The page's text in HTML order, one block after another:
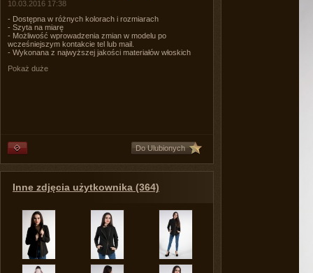
10.03.2016 17:38
- Dostępna w różnych kolorach i rozmiarach
- Szyta na miarę
- Możliwość wprowadzenia zmian w modelu po
wcześniejszym kontakcie tel lub mail.
- Wykonana z najwyższej jakości materiałów włoskich
Pokaż duże
Do Ulubionych
Inne zdjęcia użytkownika (364)